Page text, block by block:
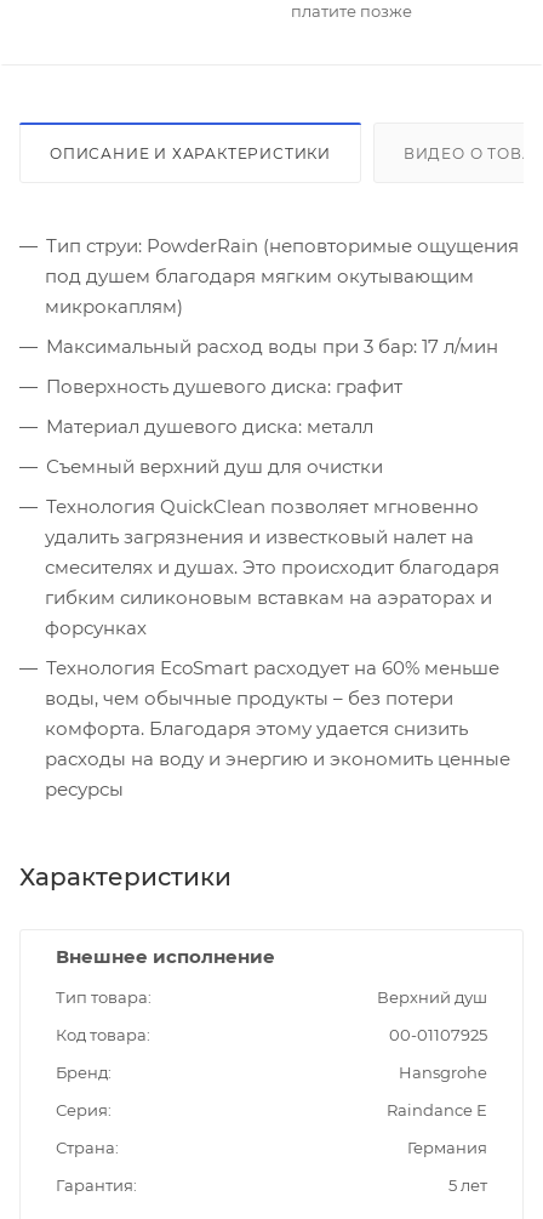
платите позже
ОПИСАНИЕ И ХАРАКТЕРИСТИКИ ВИДЕО О
Тип струи: PowderRain (неповторимые ощущения
под душем благодаря мягким окутывающим
микрокаплям)
Максимальный расход воды при 3 бар: 17 л/мин
Поверхность душевого диска: графит
Материал душевого диска: металл
Съемный верхний душ для очистки
Технология QuickClean позволяет мгновенно
удалить загрязнения и известковый налет на
смесителях и душах. Это происходит благодаря
гибким силиконовым вставкам на аэраторах и
форсунках
Технология EcoSmart расходует на 60% меньше
воды, чем обычные продукты – без потери
комфорта. Благодаря этому удается снизить
расходы на воду и энергию и экономить ценные
ресурсы
Характеристики
Внешнее исполнение
Тип товара
Верхний душ
Код товара
00-01107925
Бренд
Hansgrohe
Серия
Raindance Е
Страна
Германия
Гарантия
5 лет